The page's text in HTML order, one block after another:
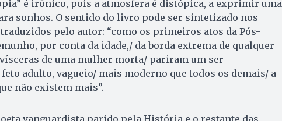
é irônico, pois a atmosfera é distópica, a exprimir uma
sonhos. O sentido do livro pode ser sintetizado nos
pelo autor: “como os primeiros atos da Pós-
por conta da idade,/ da borda extrema de qualquer
de uma mulher morta/ pariram um ser
adulto, vagueio/ mais moderno que todos os demais/ a
não existem mais”.
vanguardista parido pela História e o restante das